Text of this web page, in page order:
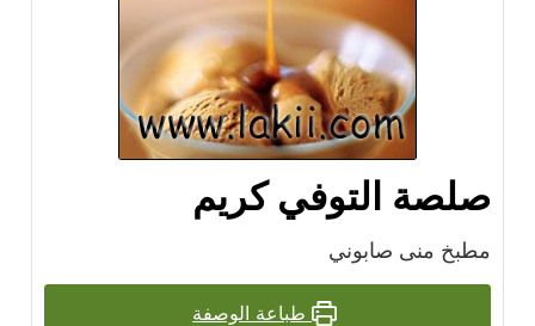
صلصة التوفي كريم
مطبخ منى صابوني
طباعة الوصفة